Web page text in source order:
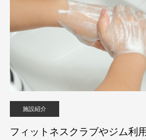
施設紹介
フィットネスクラブやジム利